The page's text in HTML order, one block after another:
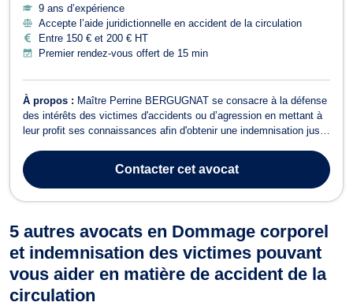
9 ans d’expérience
Accepte l’aide juridictionnelle en accident de la circulation
Entre 150 € et 200 € HT
Premier rendez-vous offert de 15 min
À propos : Maître Perrine BERGUGNAT se consacre à la défense
des intérêts des victimes d'accidents ou d’agression en mettant à
leur profit ses connaissances afin d'obtenir une indemnisation juste
financiers. Maître Perrine BERGUGNAT, rompue à l'exercice de
l'expertise médicale q...Contactercet avocat
5 autres avocats en Dommage corporel
et indemnisation des victimes pouvant
vous aider en matière de accident de la
circulation